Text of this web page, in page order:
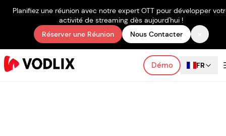
Planifiez une réunion avec notre expert OTT pour développer
activité de streaming dès aujourd'hui !
Réserver une Réunion
Nous Contacter
Démo FR